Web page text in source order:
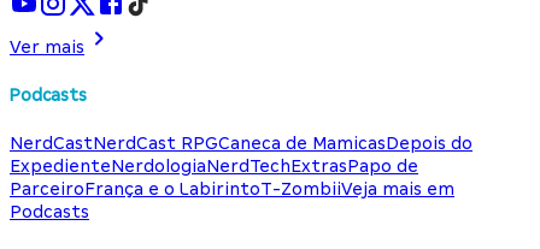
Ver mais
Podcasts
NerdCastNerdCast RPGCaneca de MamicasDepois do
ExpedienteNerdologiaNerdTechExtrasPapo de
ParceiroFrança e o LabirintoT-ZombiiVeja mais em
Podcasts